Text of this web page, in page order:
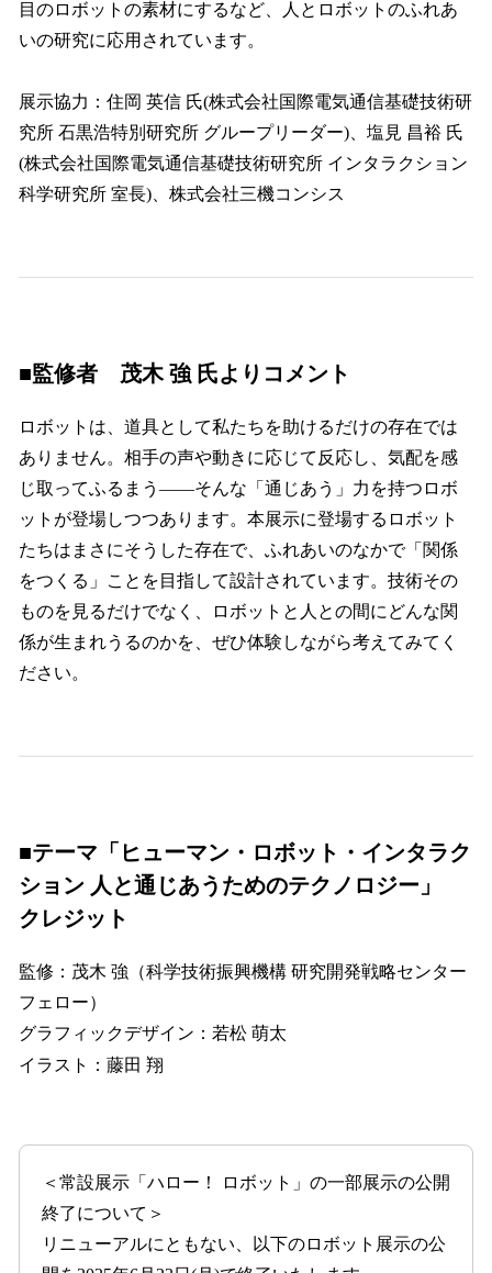
目のロボットの素材にするなど、人とロボットのふれあ
いの研究に応用されています。
展示協力：住岡 英信 氏(株式会社国際電気通信基礎技術研
究所 石黒浩特別研究所 グループリーダー)、塩見 昌裕 氏
(株式会社国際電気通信基礎技術研究所 インタラクション
科学研究所 室長)、株式会社三機コンシス
■監修者 茂木 強 氏よりコメント
ロボットは、道具として私たちを助けるだけの存在では
ありません。相手の声や動きに応じて反応し、気配を感
じ取ってふるまう――そんな「通じあう」力を持つロボ
ットが登場しつつあります。本展示に登場するロボット
たちはまさにそうした存在で、ふれあいのなかで「関係
をつくる」ことを目指して設計されています。技術その
ものを見るだけでなく、ロボットと人との間にどんな関
係が生まれうるのかを、ぜひ体験しながら考えてみてく
ださい。
■テーマ「ヒューマン・ロボット・インタラク
ション 人と通じあうためのテクノロジー」
クレジット
監修：茂木 強（科学技術振興機構 研究開発戦略センター
フェロー）
グラフィックデザイン：若松 萌太
イラスト：藤田 翔
＜常設展示「ハロー！ ロボット」の一部展示の公開
終了について＞
リニューアルにともない、以下のロボット展示の公